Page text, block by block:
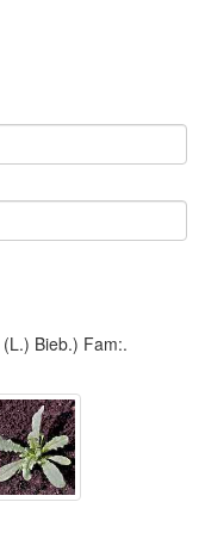
(L.) Bieb.) Fam:.